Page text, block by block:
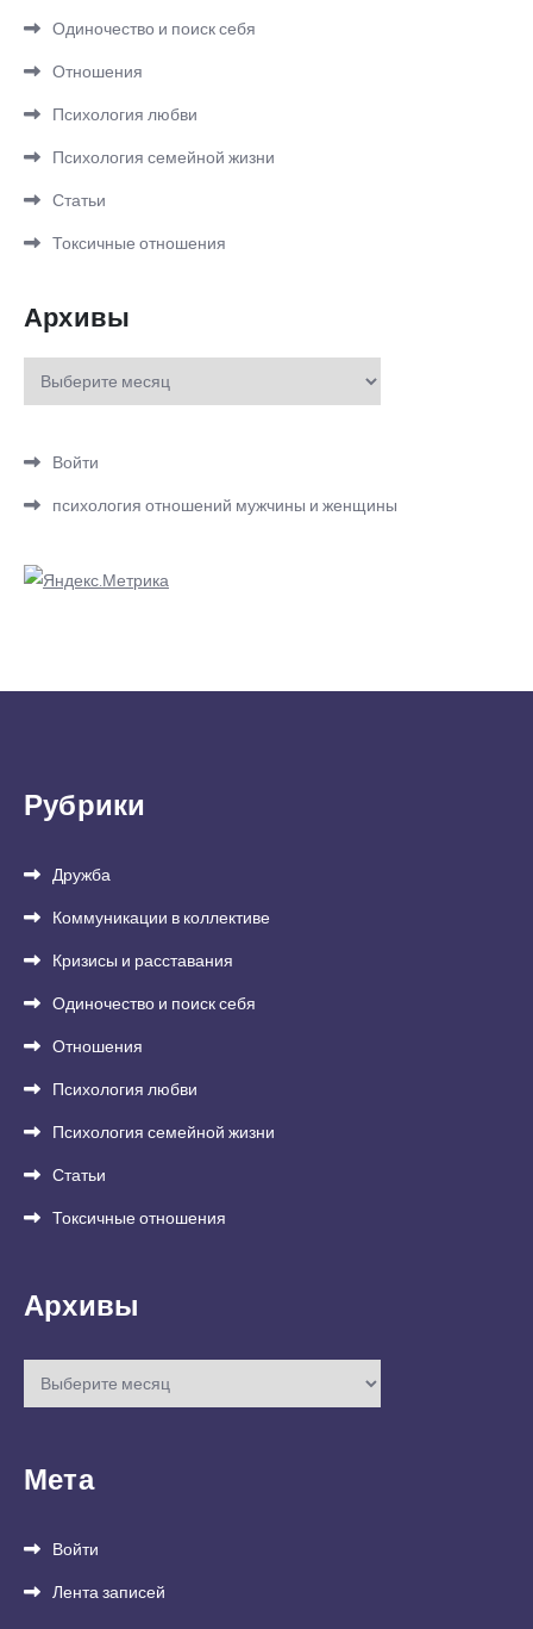
Одиночество и поиск себя
Отношения
Психология любви
Психология семейной жизни
Статьи
Токсичные отношения
Архивы
Архивы
Войти
психология отношений мужчины и женщины
Рубрики
Дружба
Коммуникации в коллективе
Кризисы и расставания
Одиночество и поиск себя
Отношения
Психология любви
Психология семейной жизни
Статьи
Токсичные отношения
Архивы
Архивы
Мета
Войти
Лента записей